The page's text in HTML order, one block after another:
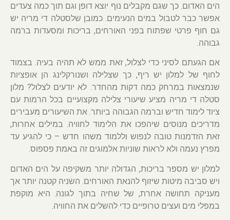
הים האדום. כך שגם מקבלים נוף יוצא דופן וגם תוך כמה צעדים
אפשר כבר לטבול במים הנעימים. כמובן שלסטלה די מריה יש
גם חוף פרטי שפתוח בפני האורחים, בריכות ומסעדות ברמה
גבוהה.
אם הגעתם לסיני כדי לצלול, זאת ממש לא תהיה בעיה. בצמוד
לחוף של למלון יש ריף, כך שצלילה ושנורקלינג הן אופציות
שנמצאות במרחק כמה דקות מהחדר. לא יודעים לצלול? מלון
סטלה די מריה מציע שיעורי צלילה מקצועיים בכל הרמות עם
ציוד לימוד חדיש וברמה הגבוהה ביותר. את השיעורים מעבירים
מדריכים מנוסים שיהפכו את הלימוד לחוויה. במילים אחרות,
זאת הזדמנות טובה לנפוש וללמוד משהו חדש – כי להגיע עד
מפרץ נעמה ולא לראות שוניות אלמוגים זה באמת פספוס.
למלון יש מספר בריכות, הגדולה יותר משקיפה על הים האדום
ויש סביבה מיטות שיזוף להנאת האורחים. השניה קטנה יותר אך
מעניקה תחושה אחרת, של שחיה בתוך לגונה. היא מוקפת
במפלי מים ועצים טרופיים כדי להשלים את החוויה.